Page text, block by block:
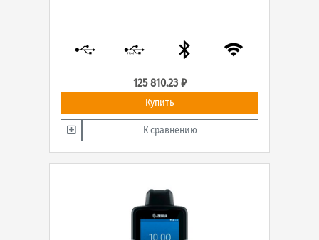
125 810.23 ₽
Купить
К сравнению